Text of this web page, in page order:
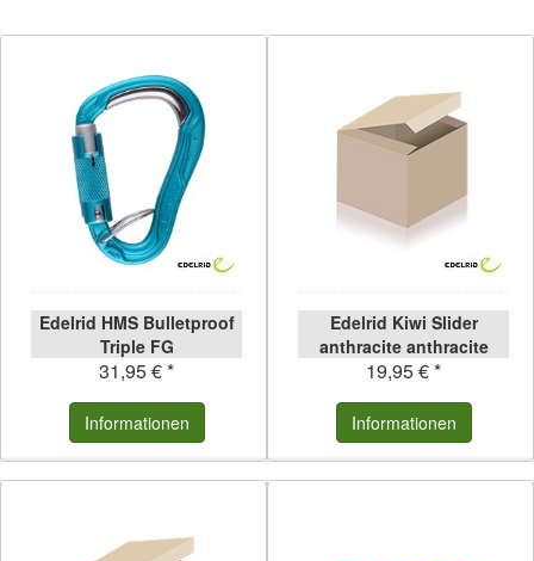
Edelrid HMS Bulletproof
Triple FG
31,95 € *
Informationen
Edelrid Kiwi Slider
anthracite anthracite
19,95 € *
Informationen